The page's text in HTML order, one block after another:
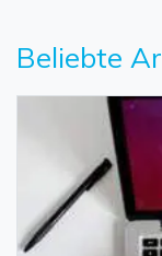
Beliebte